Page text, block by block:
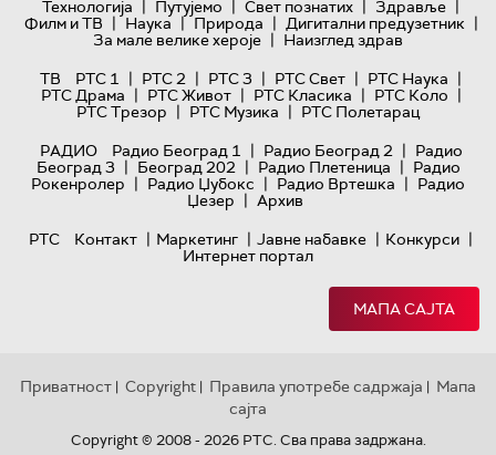
Технологијa | Путујемо | Свет познатих | Здравље |
Филм и ТВ | Наука | Природа | Дигитални предузетник |
За мале велике хероје | Наизглед здрав
ТВ
РТС 1 | РТС 2 | РТС 3 | РТС Свет | РТС Наука |
РТС Драма | РТС Живот | РТС Класика | РТС Коло |
РТС Трезор | РТС Музика | РТС Полетарац
РАДИО
Радио Београд 1 | Радио Београд 2 | Радио
Београд 3 | Београд 202 | Радио Плетеница | Радио
Рокенролер | Радио Џубокс | Радио Вртешка | Радио
Џезер | Архив
РТС
Контакт | Маркетинг | Јавне набавке | Конкурси |
Интернет портал
МАПА САЈТА
Приватност | Copyright | Правила употребе садржаја | Мапа
сајта
Copyright © 2008 - 2026 РТС. Сва права задржана.